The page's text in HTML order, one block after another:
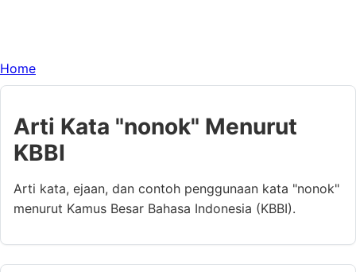
Home
Arti Kata "nonok" Menurut
KBBI
Arti kata, ejaan, dan contoh penggunaan kata "nonok"
menurut Kamus Besar Bahasa Indonesia (KBBI).